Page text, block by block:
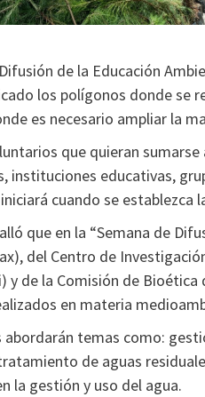
de la Educación
los polígonos donde se
es necesario ampliar la
que quieran
instituciones educativas,
cuando se establezca
que en la “Semana de
del Centro de
de la Comisión de
en materia
temas como:
de aguas
la gestión y uso del agua.